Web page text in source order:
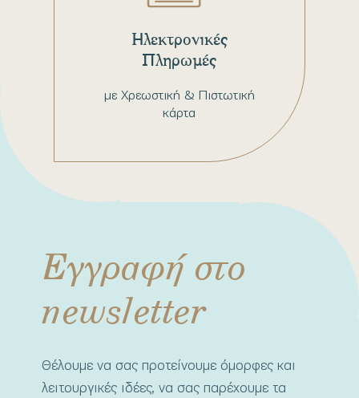
με Χρεωστική & Πιστωτική
κάρτα
Ηλεκτρονικές
Πληρωμές
Εγγραφή στο
newsletter
Θέλουμε να σας προτείνουμε όμορφες και
λειτουργικές ιδέες, να σας παρέχουμε τα